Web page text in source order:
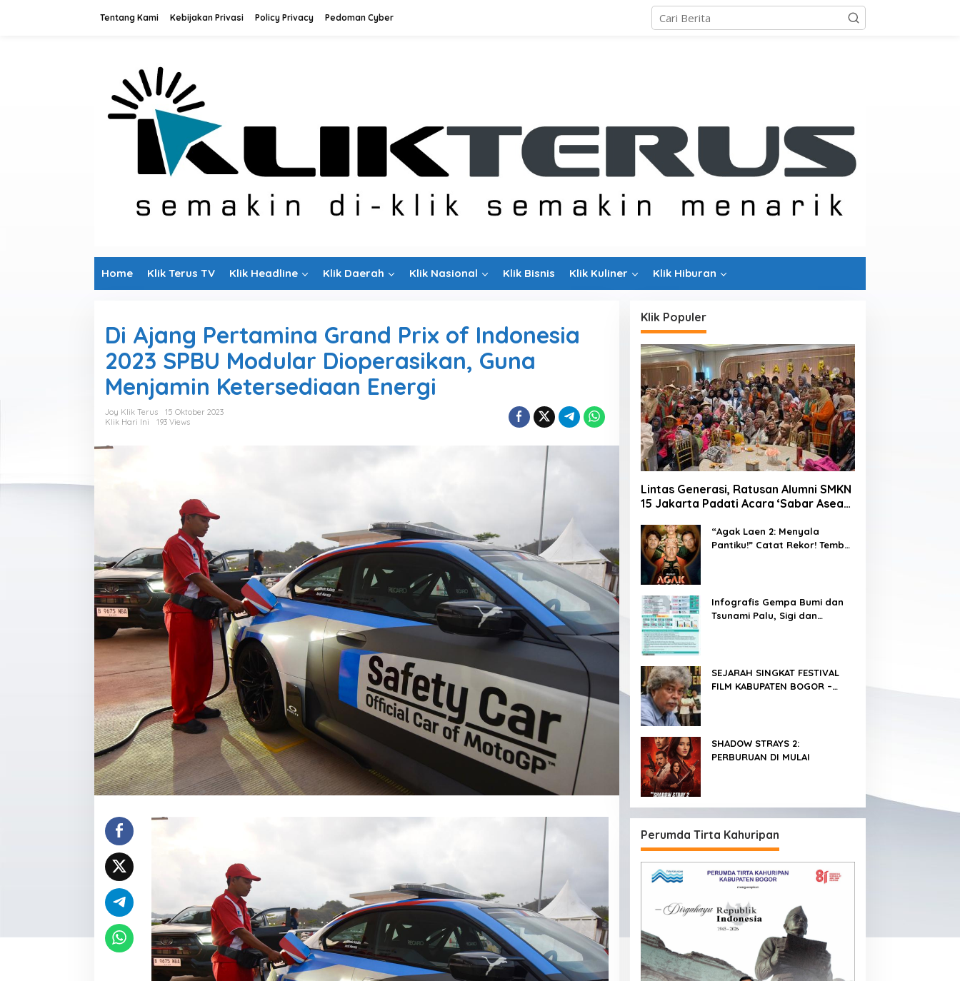
Tentang Kami Kebijakan Privasi Policy Privacy Pedoman Cyber
Home Klik Terus TV Klik Headline Klik Daerah Klik Nasional Klik Bisnis Klik Kuliner Klik Hiburan
Di Ajang Pertamina Grand Prix of Indonesia
2023 SPBU Modular Dioperasikan, Guna
Menjamin Ketersediaan Energi
Joy Klik Terus
15 Oktober 2023
Klik Hari Ini
193 Views
Klik Populer
Lintas Generasi, Ratusan Alumni SMKN
15 Jakarta Padati Acara ‘Sabar Asean’
“Agak Laen 2: Menyala
Pantiku!” Catat Rekor! Tembus
Infografis Gempa Bumi dan
Tsunami Palu, Sigi dan
SEJARAH SINGKAT FESTIVAL
FILM KABUPATEN BOGOR –
SHADOW STRAYS 2:
PERBURUAN DI MULAI
Perumda Tirta Kahuripan